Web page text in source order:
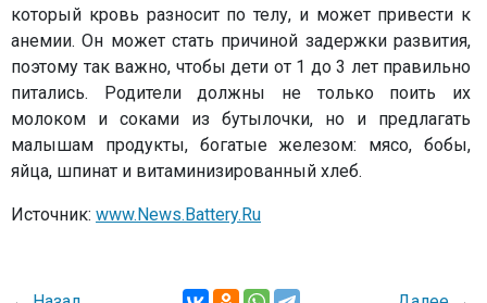
который кровь разносит по телу, и может привести к
анемии. Он может стать причиной задержки развития,
поэтому так важно, чтобы дети от 1 до 3 лет правильно
питались. Родители должны не только поить их
молоком и соками из бутылочки, но и предлагать
малышам продукты, богатые железом: мясо, бобы,
яйца, шпинат и витаминизированный хлеб.
Источник: www.News.Battery.Ru